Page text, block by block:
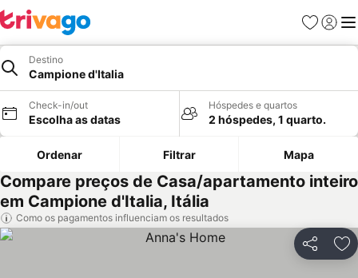
Favoritos
Iniciar
Destino
Campione d'Italia
Check-in/out
Escolha as datas
Hóspedes e quartos
2 hóspedes, 1 quarto.
Ordenar Filtrar Mapa
Compare preços de Casa/apartamento inteiro
em Campione d'Italia, Itália
Como os pagamentos influenciam os resultados
Partilhar